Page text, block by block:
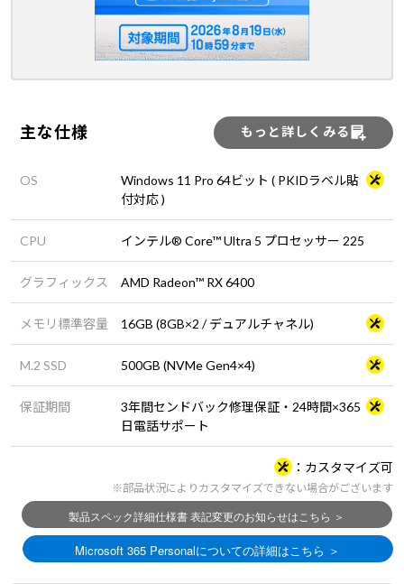
主な仕様 もっと詳しくみる
OS
Windows 11 Pro 64ビット ( PKIDラベル貼
付対応 )
CPU インテル® Core™ Ultra 5 プロセッサー 225
グラフィックス AMD Radeon™ RX 6400
メモリ標準容量 16GB (8GB×2 / デュアルチャネル)
M.2 SSD 500GB (NVMe Gen4×4)
保証期間
3年間センドバック修理保証・24時間×365
日電話サポート
カスタマイズ可
※部品状況によりカスタマイズできない場合がございます